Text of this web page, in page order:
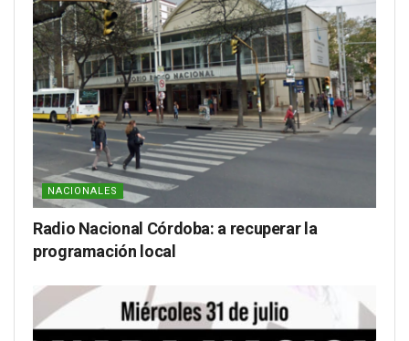
NACIONALES
Radio Nacional Córdoba: a recuperar la
programación local